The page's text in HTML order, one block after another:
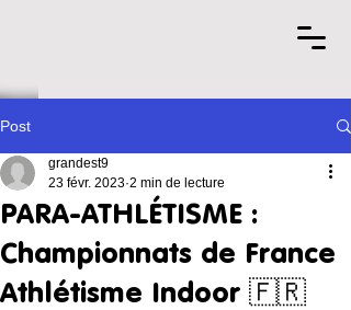
Post
PARA-ATHLÉTISME :
Championnats de France
Athlétisme Indoor 🇫🇷
grandest9
23 févr. 2023 2 min de lecture